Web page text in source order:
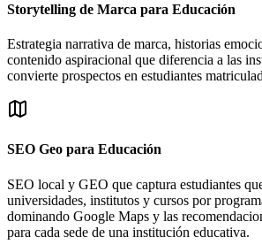
Storytelling de Marca para Educación
Estrategia narrativa de marca, historias
contenido aspiracional que diferencia a las
convierte prospectos en estudiantes
SEO Geo para Educación
SEO local y GEO que captura estudiantes
universidades, institutos y cursos por
dominando Google Maps y las
para cada sede de una institución educativa.